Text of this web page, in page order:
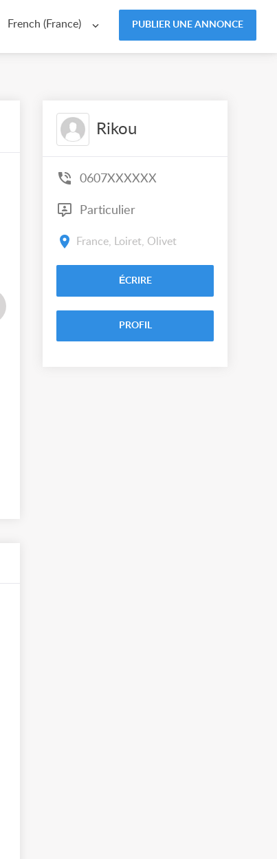
French (France) PUBLIER UNE ANNONCE
Rikou
0607XXXXXX
Particulier
France, Loiret, Olivet
ÉCRIRE
PROFIL